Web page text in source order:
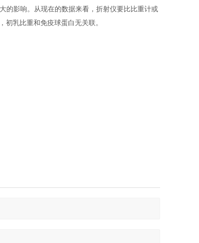
的影响。从现在的数据来看，折射仪要比比重计或
乳比重和免疫球蛋白无关联。